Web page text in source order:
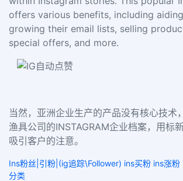
offers various benefits, including
growing their email lists, selling
special offers, and more.
当然，亚洲企业生产的产品没有核心技术
渔具公司的INSTAGRAM企业档案，用标
吸引客户的注意。
Ins粉丝|引粉|(ig追踪\Follower) ins买粉 ins涨粉
分类